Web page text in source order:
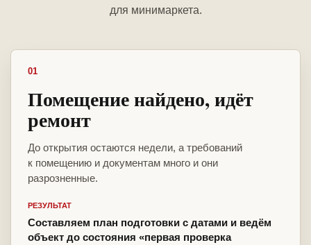
для минимаркета.
01
Помещение найдено, идёт
ремонт
До открытия остаются недели, а требований
к помещению и документам много и они
разрозненные.
РЕЗУЛЬТАТ
Составляем план подготовки с датами и ведём
объект до состояния «первая проверка